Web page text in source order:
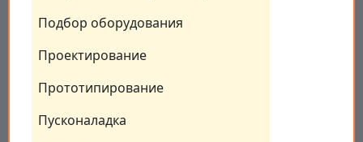
Подбор оборудования
Проектирование
Прототипирование
Пусконаладка